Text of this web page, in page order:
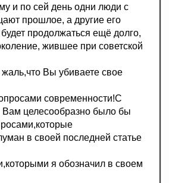
и по сей день одни люди с
прошлое, а другие его
продолжаться ещё долго,
жившее при советской
Вы убиваете свое
современности!С
целесообразно было бы
в своей последней статье
я обозначил в своем